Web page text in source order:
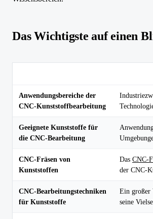
Das Wichtigste auf einen
Anwendungsbereiche der
CNC-Kunststoffbearbeitung
Geeignete Kunststoffe für
die CNC-Bearbeitung
CNC-Fräsen von
Kunststoffen
Das CNC-
der CNC-
CNC-Bearbeitungstechniken
für Kunststoffe
Ein großer
seine